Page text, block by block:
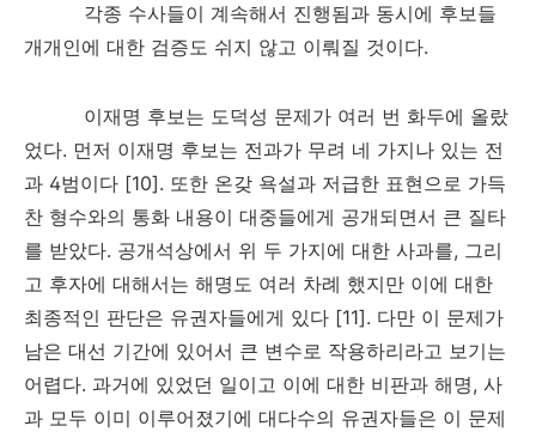
각종 수사들이 계속해서 진행됨과 동시에 후보들
개개인에 대한 검증도 쉬지 않고 이뤄질 것이다.
이재명 후보는 도덕성 문제가 여러 번 화두에 올랐
었다. 먼저 이재명 후보는 전과가 무려 네 가지나 있는 전
과 4범이다 [10]. 또한 온갖 욕설과 저급한 표현으로 가득
찬 형수와의 통화 내용이 대중들에게 공개되면서 큰 질타
를 받았다. 공개석상에서 위 두 가지에 대한 사과를, 그리
고 후자에 대해서는 해명도 여러 차례 했지만 이에 대한
최종적인 판단은 유권자들에게 있다 [11]. 다만 이 문제가
남은 대선 기간에 있어서 큰 변수로 작용하리라고 보기는
어렵다. 과거에 있었던 일이고 이에 대한 비판과 해명, 사
과 모두 이미 이루어졌기에 대다수의 유권자들은 이 문제